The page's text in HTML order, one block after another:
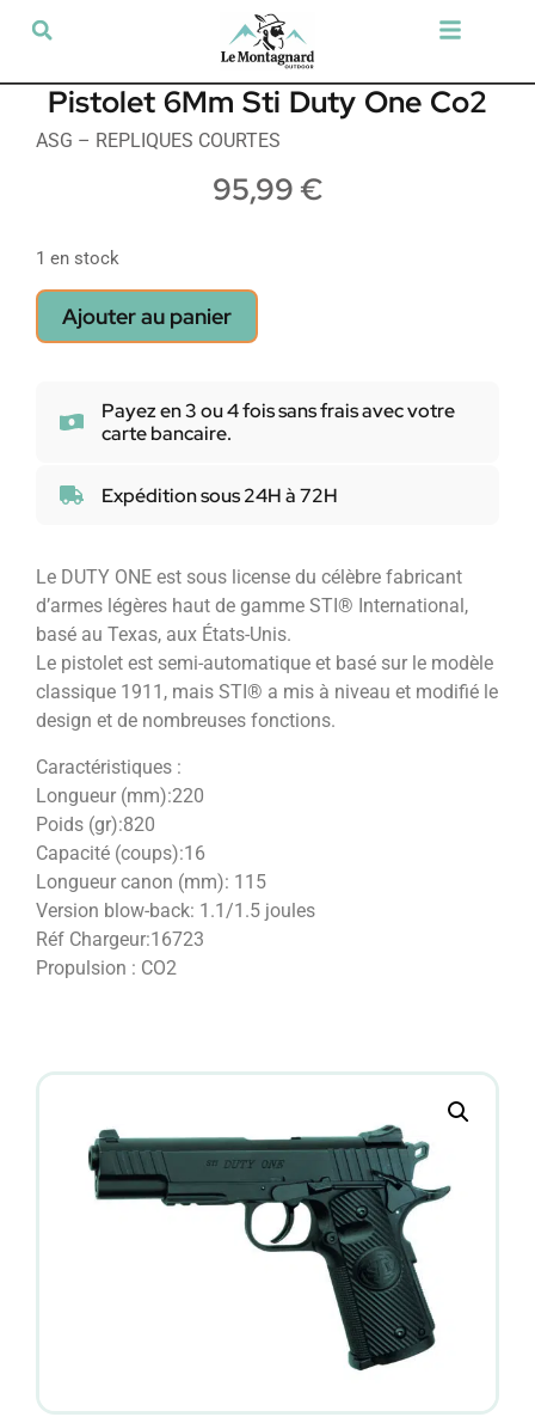
Pistolet 6Mm Sti Duty One Co2
ASG – REPLIQUES COURTES
95,99 €
1 en stock
Ajouter au panier
Payez en 3 ou 4 fois sans frais avec votre
carte bancaire.
Expédition sous 24H à 72H
Le DUTY ONE est sous license du célèbre fabricant
d’armes légères haut de gamme STI® International,
basé au Texas, aux États-Unis.
Le pistolet est semi-automatique et basé sur le modèle
classique 1911, mais STI® a mis à niveau et modifié le
design et de nombreuses fonctions.
Caractéristiques :
Longueur (mm):220
Poids (gr):820
Capacité (coups):16
Longueur canon (mm): 115
Version blow-back: 1.1/1.5 joules
Réf Chargeur:16723
Propulsion : CO2